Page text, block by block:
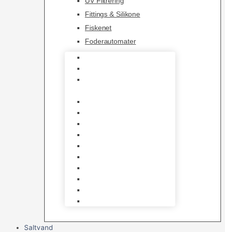
Fittings & Silikone
Fiskenet
Foderautomater
Saltvand